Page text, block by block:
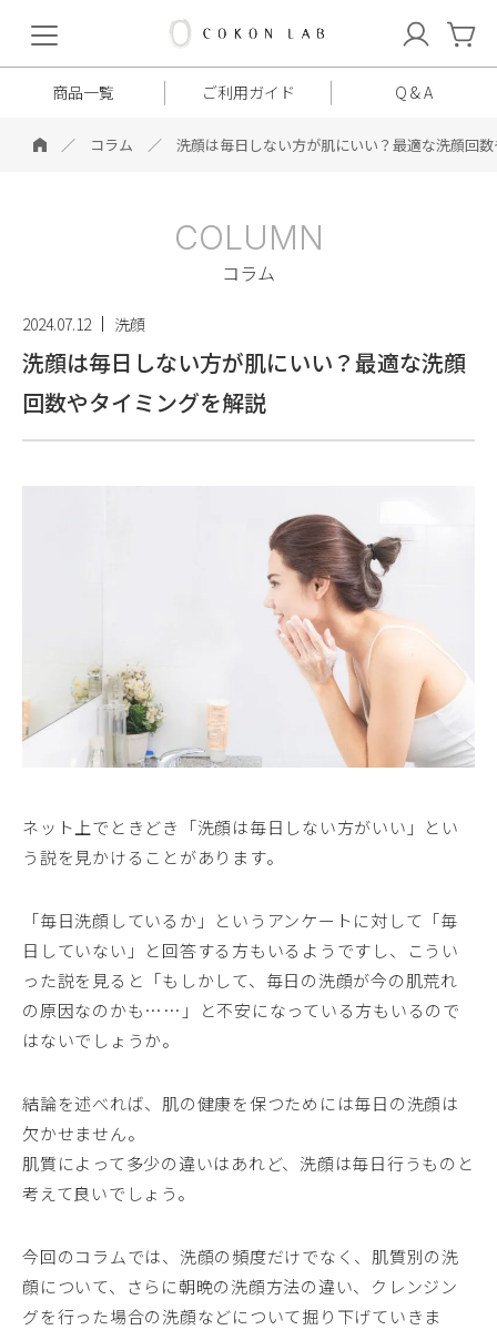
COKON
LAB
商品一覧 ご利用ガイド Q & A
コラム
COLUMN
コラム 洗顔は毎日しない方が肌にいい？最適な洗顔回
2024.07.12 洗顔
洗顔は毎日しない方が肌にいい？最適な洗顔
回数やタイミングを解説
ネット上でときどき「洗顔は毎日しない方がいい」とい
う説を見かけることがあります。
「毎日洗顔しているか」というアンケートに対して「毎
日していない」と回答する方もいるようですし、こうい
った説を見ると「もしかして、毎日の洗顔が今の肌荒れ
の原因なのかも……」と不安になっている方もいるので
はないでしょうか。
結論を述べれば、肌の健康を保つためには毎日の洗顔は
欠かせません。
肌質によって多少の違いはあれど、洗顔は毎日行うものと
考えて良いでしょう。
今回のコラムでは、洗顔の頻度だけでなく、肌質別の洗
顔について、さらに朝晩の洗顔方法の違い、クレンジン
グを行った場合の洗顔などについて掘り下げていきま